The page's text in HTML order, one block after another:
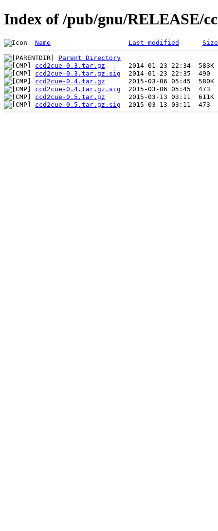
Index of /pub/gnu/RELEASE/
Name Last modified Size
Parent Directory
ccd2cue-0.3.tar.gz
ccd2cue-0.3.tar.gz.sig
ccd2cue-0.4.tar.gz
ccd2cue-0.4.tar.gz.sig
ccd2cue-0.5.tar.gz
ccd2cue-0.5.tar.gz.sig